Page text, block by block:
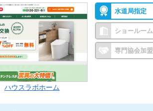
ハウスラボホーム
水道局指定
ショールーム
専門協会加盟